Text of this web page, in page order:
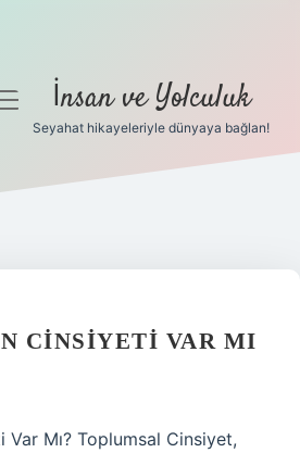
İnsan ve Yolculuk
Seyahat hikayeleriyle dünyaya bağlan!
CINSIYETI VAR MI
Mı? Toplumsal Cinsiyet,